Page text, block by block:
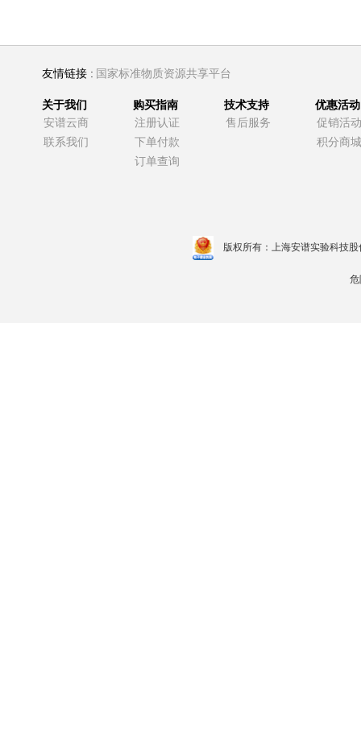
友情链接 : 国家标准物质资源共享平台
关于我们
安谱云商
联系我们
购买指南
注册认证
下单付款
订单查询
技术支持
售后服务
优惠活动
促销活动
积分商城
版权所有：上海安谱实验科技
危